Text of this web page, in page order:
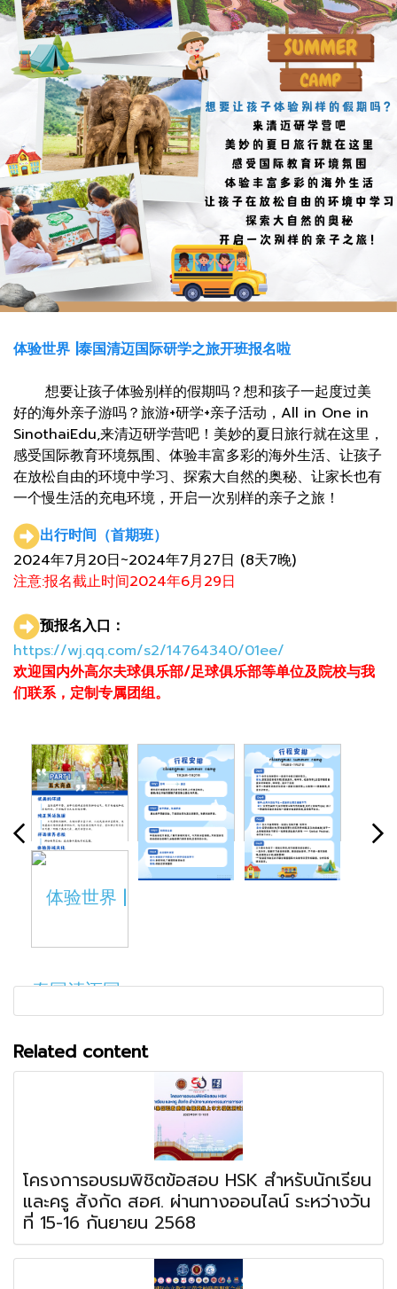
体验世界 |泰国清迈国际研学之旅开班报名啦
想要让孩子体验别样的假期吗？想和孩子一起度过美
好的海外亲子游吗？旅游+研学+亲子活动，All in One in
SinothaiEdu,来清迈研学营吧！美妙的夏日旅行就在这里，
感受国际教育环境氛围、体验丰富多彩的海外生活、让孩子
在放松自由的环境中学习、探索大自然的奥秘、让家长也有
一个慢生活的充电环境，开启一次别样的亲子之旅！
出行时间（首期班）
2024年7月20日~2024年7月27日 (8天7晚)
注意:报名截止时间2024年6月29日
预报名入口：
https://wj.qq.com/s2/14764340/01ee/
欢迎国内外高尔夫球俱乐部/足球俱乐部等单位及院校与我
们联系，定制专属团组。
Related content
โครงการอบรมพิชิตข้อสอบ HSK สำหรับนักเรียน
และครู สังกัด สอศ. ผ่านทางออนไลน์ ระหว่างวัน
ที่ 15-16 กันยายน 2568